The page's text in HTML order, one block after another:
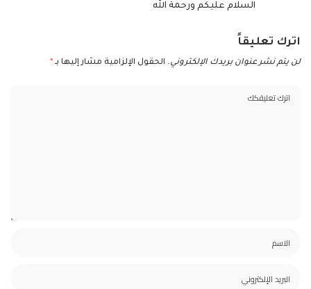
السلام عليكم ورحمة الله
اترك تعليقاً
لن يتم نشر عنوان بريدك الإلكتروني. الحقول الإلزامية مشار إليها بـ *